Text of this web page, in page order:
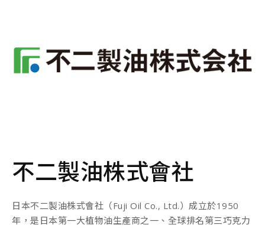
不二製油株式會社
日本不二製油株式會社（Fuji Oil Co., Ltd.）成立於1950
年，是日本第一大植物油生產商之一、全球排名第三巧克力